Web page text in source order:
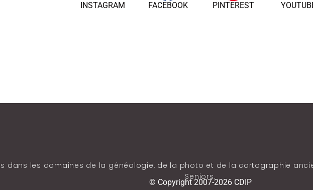
INSTAGRAM FACEBOOK PINTEREST
dans les domaines de la généalogie, de la photo et de la cartographie
Seniors.
© Copyright 2007-2026 CDIP